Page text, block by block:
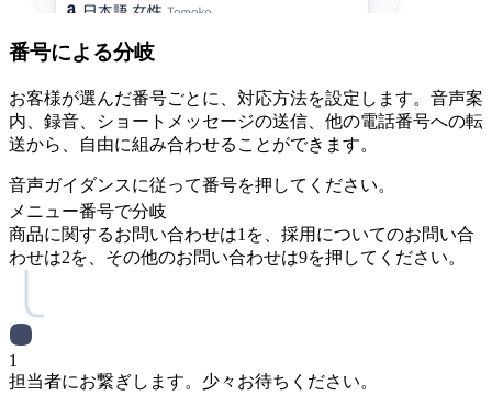
番号による分岐
お客様が選んだ番号ごとに、対応方法を設定します。音声案
内、録音、ショートメッセージの送信、他の電話番号への転
送から、自由に組み合わせることができます。
音声ガイダンスに従って番号を押してください。
メニュー番号で分岐
商品に関するお問い合わせは1を、採用についてのお問い合
わせは2を、その他のお問い合わせは9を押してください。
1
担当者にお繋ぎします。少々お待ちください。